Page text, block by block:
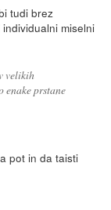
tudi brez
miselni
velikih
enake prstane
pot in da taisti